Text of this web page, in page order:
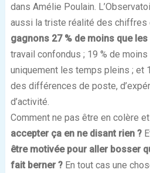
dans Amélie Poulain.
aussi la triste réalité des chiffres
gagnons 27 % de moins que
travail confondus ; 19 % de moins
uniquement les temps pleins ; et
des différences de poste,
d’activité.
Comment ne pas être en colère
accepter ça en ne disant rien ?
être motivée pour aller bosser
fait berner ?En tout cas une